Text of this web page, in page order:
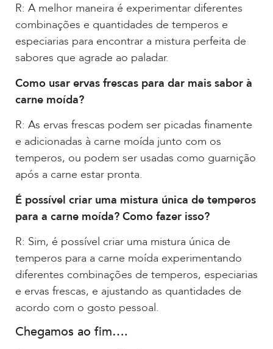
R: A melhor maneira é experimentar diferentes
combinações e quantidades de temperos e
especiarias para encontrar a mistura perfeita de
sabores que agrade ao paladar.
Como usar ervas frescas para dar mais sabor à
carne moída?
R: As ervas frescas podem ser picadas finamente
e adicionadas à carne moída junto com os
temperos, ou podem ser usadas como guarnição
após a carne estar pronta.
É possível criar uma mistura única de temperos
para a carne moída? Como fazer isso?
R: Sim, é possível criar uma mistura única de
temperos para a carne moída experimentando
diferentes combinações de temperos, especiarias
e ervas frescas, e ajustando as quantidades de
acordo com o gosto pessoal.
Chegamos ao fim….